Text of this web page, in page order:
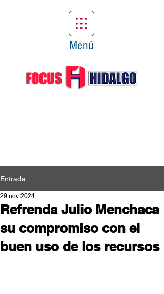
Menú
Entrada
Refrenda Julio Menchaca
su compromiso con el
buen uso de los recursos
29 nov 2024